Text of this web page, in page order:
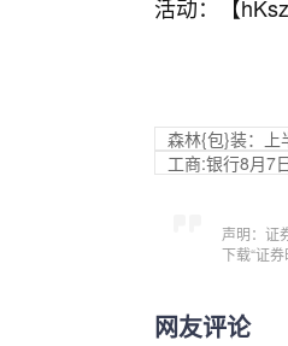
活动：【
森林{包}装：上
工商:银行8月7
声明：证
下载“证
网友评论